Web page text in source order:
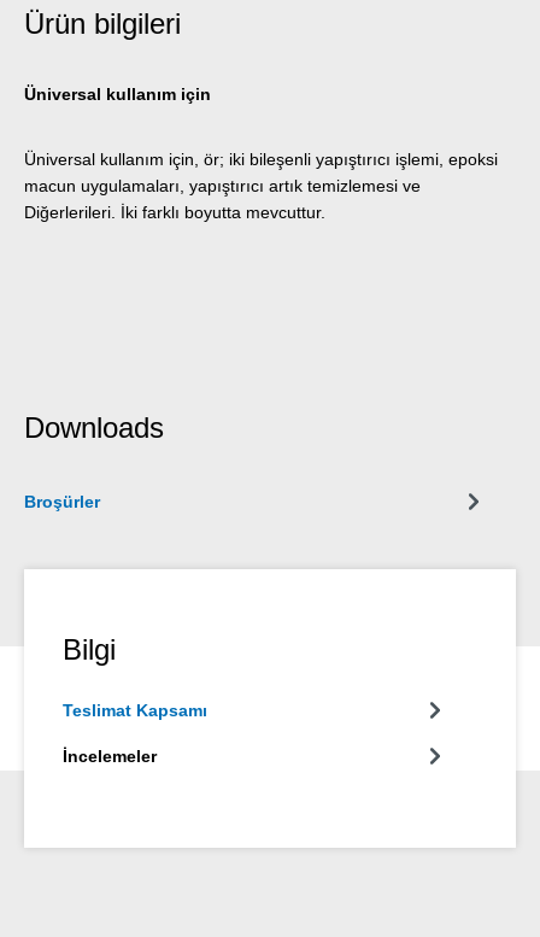
Ürün bilgileri
Üniversal kullanım için
Üniversal kullanım için, ör; iki bileşenli yapıştırıcı işlemi, epoksi
macun uygulamaları, yapıştırıcı artık temizlemesi ve
Diğerlerileri. İki farklı boyutta mevcuttur.
Downloads
Broşürler
Bilgi
Teslimat Kapsamı
İncelemeler